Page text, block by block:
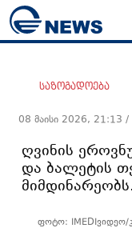
საზოგადოება
08 მაისი 2026, 21:13 /
ღვინის
და ბალეტის
ფოტო: IMEDIვიდეო/